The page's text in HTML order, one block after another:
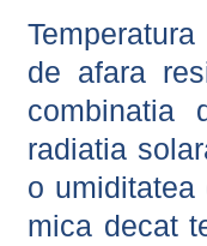
de afara
combinatia
radiatia
o
mica decat